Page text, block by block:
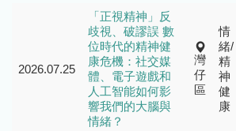
2026.07.25
「正視精神」反
歧視、破謬誤 數
位時代的精神健
康危機：社交媒
體、電子遊戲和
人工智能如何影
響我們的大腦與
情緒？
灣
仔
區
情
緒/
精
神
健
康